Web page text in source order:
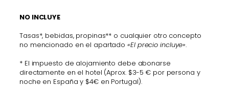
NO INCLUYE
Tasas*, bebidas, propinas** o cualquier otro concepto
no mencionado en el apartado«El precio incluye».
* El impuesto de alojamiento debe abonarse
directamente en el hotel (Aprox. $3-5 € por persona y
noche en España y $4€ en Portugal).